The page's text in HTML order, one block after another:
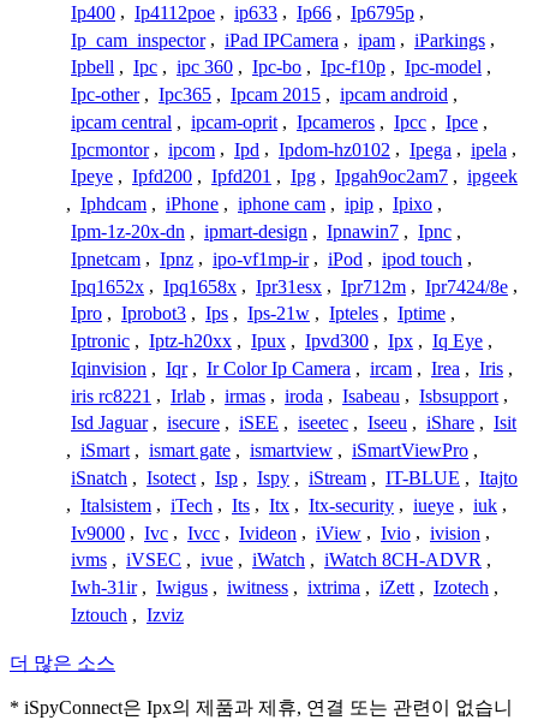
Ip400 , Ip4112poe , ip633 , Ip66 , Ip6795p ,
Ip_cam_inspector , iPad IPCamera , ipam , iParkings ,
Ipbell , Ipc , ipc 360 , Ipc-bo , Ipc-f10p , Ipc-model ,
Ipc-other , Ipc365 , Ipcam 2015 , ipcam android ,
ipcam central , ipcam-oprit , Ipcameros , Ipcc , Ipce ,
Ipcmontor , ipcom , Ipd , Ipdom-hz0102 , Ipega , ipela ,
Ipeye , Ipfd200 , Ipfd201 , Ipg , Ipgah9oc2am7 , ipgeek
, Iphdcam , iPhone , iphone cam , ipip , Ipixo ,
Ipm-1z-20x-dn , ipmart-design , Ipnawin7 , Ipnc ,
Ipnetcam , Ipnz , ipo-vf1mp-ir , iPod , ipod touch ,
Ipq1652x , Ipq1658x , Ipr31esx , Ipr712m , Ipr7424/8e ,
Ipro , Iprobot3 , Ips , Ips-21w , Ipteles , Iptime ,
Iptronic , Iptz-h20xx , Ipux , Ipvd300 , Ipx , Iq Eye ,
Iqinvision , Iqr , Ir Color Ip Camera , ircam , Irea , Iris ,
iris rc8221 , Irlab , irmas , iroda , Isabeau , Isbsupport ,
Isd Jaguar , isecure , iSEE , iseetec , Iseeu , iShare , Isit
, iSmart , ismart gate , ismartview , iSmartViewPro ,
iSnatch , Isotect , Isp , Ispy , iStream , IT-BLUE , Itajto
, Italsistem , iTech , Its , Itx , Itx-security , iueye , iuk ,
Iv9000 , Ivc , Ivcc , Ivideon , iView , Ivio , ivision ,
ivms , iVSEC , ivue , iWatch , iWatch 8CH-ADVR ,
Iwh-31ir , Iwigus , iwitness , ixtrima , iZett , Izotech ,
Iztouch , Izviz
더 많은 소스
* iSpyConnect은 Ipx의 제품과 제휴, 연결 또는 관련이 없습니